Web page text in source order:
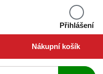
Přihlášení
Nákupní košík